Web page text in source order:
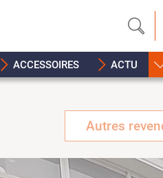
ACCESSOIRES ACTU
Autres